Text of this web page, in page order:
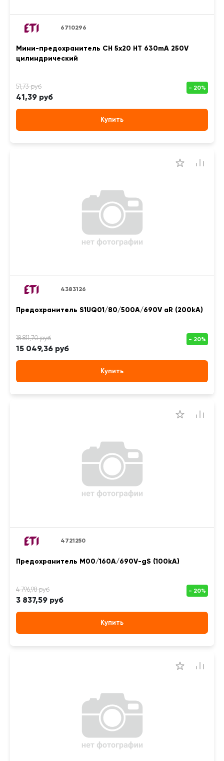
6710296
Мини-предохранитель CH 5x20 HT 630mA 250V
цилиндрический
41,39 руб
Купить
4383126
Предохранитель S1UQ01/80/500A/690V aR (200kA)
15 049,36 руб
Купить
4721250
Предохранитель M00/160A/690V-gS (100kA)
3 837,59 руб
Купить